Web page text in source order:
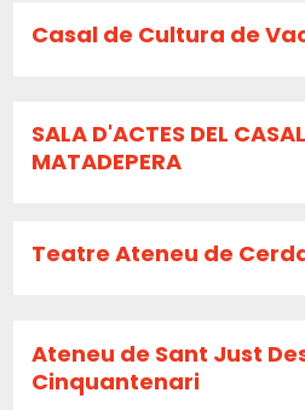
Casal de Cultura de
SALA D'ACTES DEL
MATADEPERA
Teatre Ateneu de
Ateneu de Sant Just
Cinquantenari